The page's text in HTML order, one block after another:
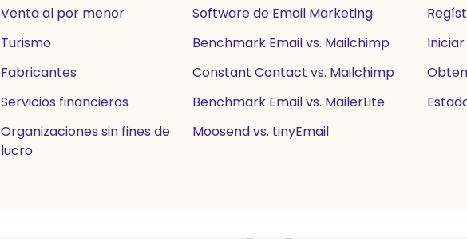
Venta al por menor
Turismo
Fabricantes
Servicios financieros
Organizaciones sin fines de
lucro
Software de Email Marketing
Benchmark Email vs. Mailchimp
Constant Contact vs. Mailchimp
Benchmark Email vs. MailerLite
Moosend vs. tinyEmail